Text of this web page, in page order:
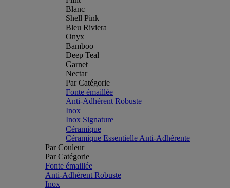
Blanc
Shell Pink
Bleu Riviera
Onyx
Bamboo
Deep Teal
Garnet
Nectar
Par Catégorie
Fonte émaillée
Anti-Adhérent Robuste
Inox
Inox Signature
Céramique
Céramique Essentielle Anti-Adhérente
Par Couleur
Par Catégorie
Fonte émaillée
Anti-Adhérent Robuste
Inox